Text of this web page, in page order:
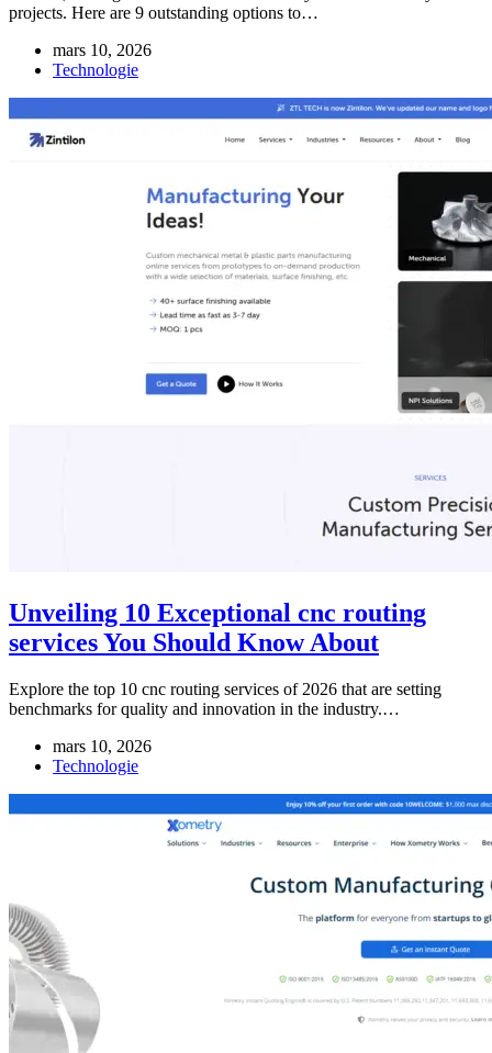
projects. Here are 9 outstanding options to…
mars 10, 2026
Technologie
Unveiling 10 Exceptional cnc routing
services You Should Know About
Explore the top 10 cnc routing services of 2026 that are setting
benchmarks for quality and innovation in the industry.…
mars 10, 2026
Technologie